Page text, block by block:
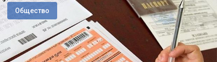
Общество